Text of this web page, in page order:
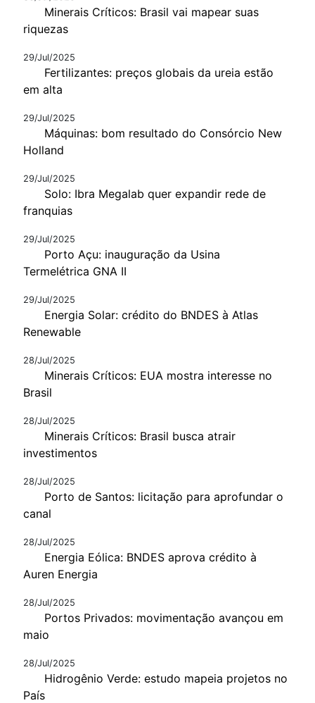
Minerais Críticos: Brasil vai mapear suas
riquezas
29/Jul/2025
Fertilizantes: preços globais da ureia estão
em alta
29/Jul/2025
Máquinas: bom resultado do Consórcio New
Holland
29/Jul/2025
Solo: Ibra Megalab quer expandir rede de
franquias
29/Jul/2025
Porto Açu: inauguração da Usina
Termelétrica GNA II
29/Jul/2025
Energia Solar: crédito do BNDES à Atlas
Renewable
28/Jul/2025
Minerais Críticos: EUA mostra interesse no
Brasil
28/Jul/2025
Minerais Críticos: Brasil busca atrair
investimentos
28/Jul/2025
Porto de Santos: licitação para aprofundar o
canal
28/Jul/2025
Energia Eólica: BNDES aprova crédito à
Auren Energia
28/Jul/2025
Portos Privados: movimentação avançou em
maio
28/Jul/2025
Hidrogênio Verde: estudo mapeia projetos no
País